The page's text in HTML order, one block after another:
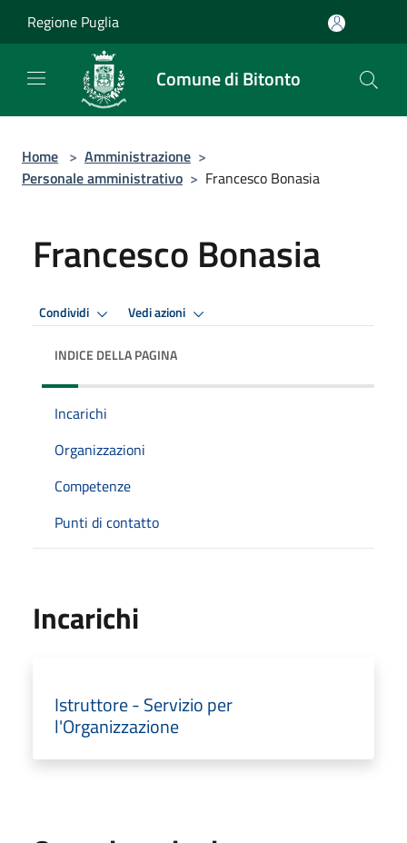
Regione Puglia
Comune di Bitonto
Home > Amministrazione >
Personale amministrativo > Francesco Bonasia
Francesco Bonasia
Condividi Vedi azioni
INDICE DELLA PAGINA
Incarichi
Organizzazioni
Competenze
Punti di contatto
Incarichi
Istruttore - Servizio per
l'Organizzazione